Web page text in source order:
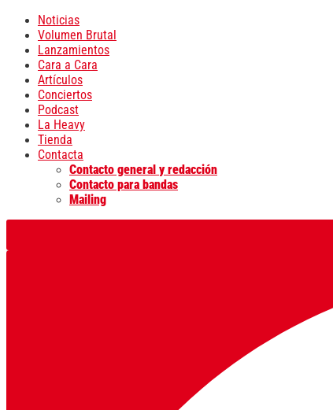
Noticias
Volumen Brutal
Lanzamientos
Cara a Cara
Artículos
Conciertos
Podcast
La Heavy
Tienda
Contacta
Contacto general y redacción
Contacto para bandas
Mailing